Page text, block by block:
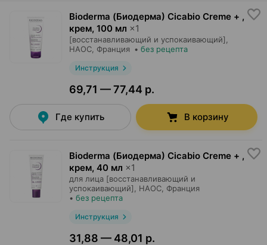
Bioderma (Биодерма) Cicabio Creme + ,
крем, 100 мл ×1
[восстанавливающий и успокаивающий],
НАОС , Франция • без рецепта
Инструкция
69,71 — 77,44 р.
Где купить В корзину
Bioderma (Биодерма) Cicabio Creme + ,
крем, 40 мл ×1
для лица [восстанавливающий и
успокаивающий],
НАОС , Франция
• без рецепта
Инструкция
31,88 — 48,01 р.